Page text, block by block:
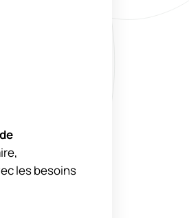
les besoins